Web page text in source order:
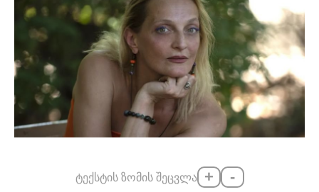
ტექსტის ზომის შეცვლა + -